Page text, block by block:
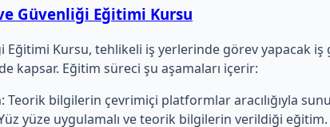
ve Güvenliği Eğitimi Kursu
Eğitimi Kursu, tehlikeli iş yerlerinde görev yapacak
kapsar. Eğitim süreci şu aşamaları içerir:
Teorik bilgilerin çevrimiçi platformlar aracılığıyla
yüze uygulamalı ve teorik bilgilerin verildiği eğitim.